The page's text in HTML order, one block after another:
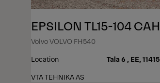
EPSILON TL15-104 CAH
Volvo VOLVO FH540
Location
Tala 6 , EE, 11415
VTA TEHNIKA AS